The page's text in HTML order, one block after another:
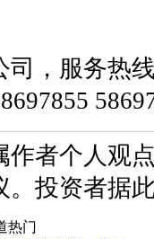
，服务热
作者个人观
。投资者据
热门